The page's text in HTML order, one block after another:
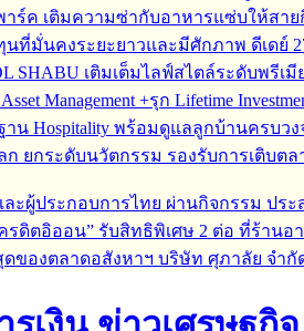
พาร์ค เติมความซ่ากับอาหารแซ่บให้สา
นที่มั่นคงระยะยาวและมีศักภาพ ดีเดย์
SHABU เติมเต็มไลฟ์สไตล์ระดับพรีเ
Management +รุก Lifetime
าน Hospitality พร้อมดูแลลูกบ้านครบว
ก ยกระดับนวัตกรรม รองรับการเติบต
ละผู้ประกอบการไทย ผ่านกิจกรรม ปร
ดิตอิออน” รับสิทธิพิเศษ 2 ต่อ ที่ร้านอ
ของตลาดอสังหาฯ บริษัท ศุภาลัย จำ